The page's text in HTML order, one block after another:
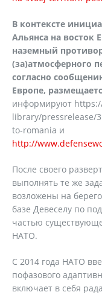
В контексте
Альянса на восток
наземный
(за)атмосферного
согласно
Европе,
информируют
library/pressrelease/
to-romania и
http://
После своего
выполнять те же
возложены на
базе Девеселу по
частью
НАТО.
С 2014 года НАТО
пофазового
включает в себя